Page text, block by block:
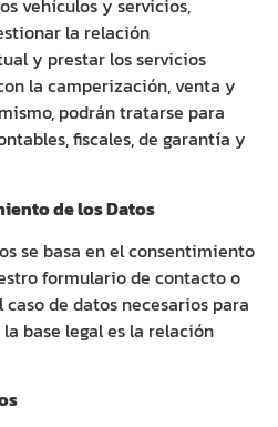
vehículos y servicios,
la relación
y prestar los servicios
la camperización, venta y
podrán tratarse para
fiscales, de garantía y
de los Datos
se basa en el consentimiento
formulario de contacto o
de datos necesarios para
base legal es la relación